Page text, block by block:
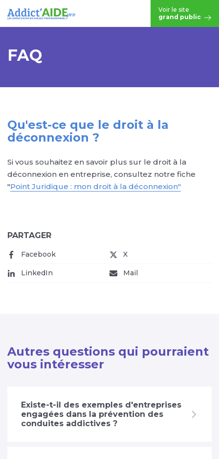
Voir le site
grand public
FAQ
Qu'est-ce que le droit à la
déconnexion ?
Si vous souhaitez en savoir plus sur le droit à la
déconnexion en entreprise, consultez notre fiche
"Point Juridique : mon droit à la déconnexion"
PARTAGER
Facebook (nouvelle fenêtre) X
LinkedIn (nouvelle fenêtre) Mail
Autres questions qui pourraient
vous intéresser
Existe-t-il des exemples d'entreprises
engagées dans la prévention des
conduites addictives ?